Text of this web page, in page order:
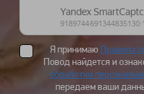
Я принимаю Правила
Повод найдется и
обработки
передаем ваши